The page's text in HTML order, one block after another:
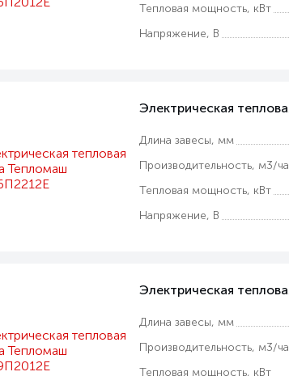
Тепловая мощность, кВт
Напряжение, В
Электрическая
Длина завесы, мм
Производительность, м3/
Тепловая мощность, кВт
Напряжение, В
Электрическая
Длина завесы, мм
Производительность, м3/
Тепловая мощность, кВт